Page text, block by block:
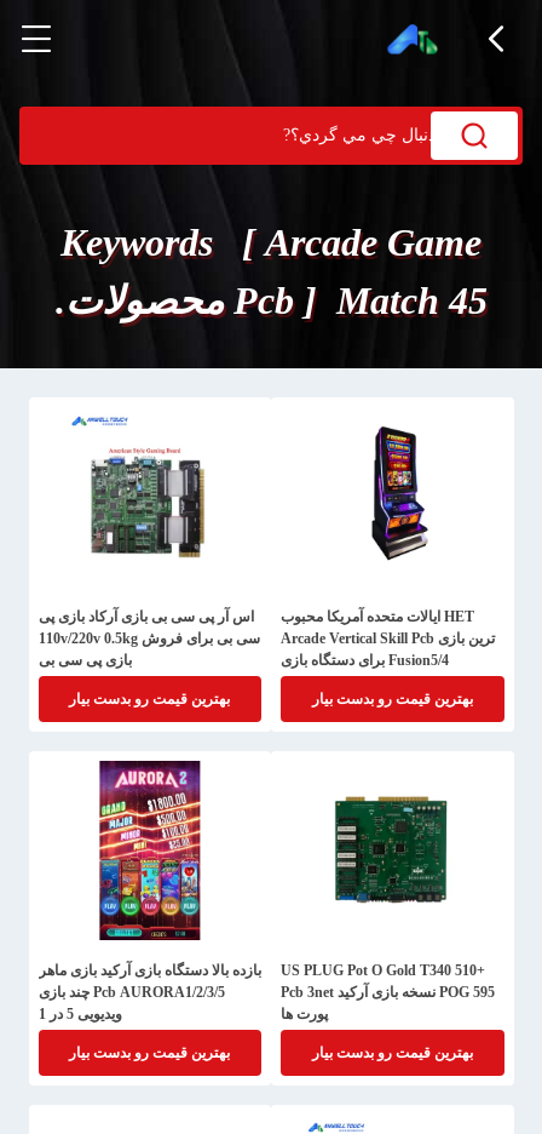
Keywords [ Arcade Game
Pcb ] Match 45 محصولات.
HET ایالات متحده آمریکا محبوب
ترین بازی Arcade Vertical Skill Pcb
Fusion5/4 برای دستگاه بازی
بهترین قیمت رو بدست بیار
اس آر پی سی بی بازی آرکاد بازی پی
سی بی برای فروش 110v/220v 0.5kg
بازی پی سی بی
بهترین قیمت رو بدست بیار
US PLUG Pot O Gold T340 510+
POG 595 نسخه بازی آرکید Pcb 3net
پورت ها
بهترین قیمت رو بدست بیار
بازده بالا دستگاه بازی آرکید بازی ماهر
Pcb AURORA1/2/3/5 چند بازی
ویدیویی 5 در 1
بهترین قیمت رو بدست بیار